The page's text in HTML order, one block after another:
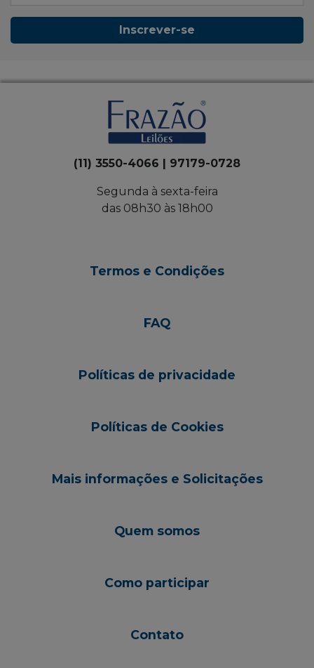
Inscrever-se
(11) 3550-4066 | 97179-0728
Segunda à sexta-feira
das 08h30 às 18h00
Termos e Condições
FAQ
Políticas de privacidade
Políticas de Cookies
Mais informações e Solicitações
Quem somos
Como participar
Contato